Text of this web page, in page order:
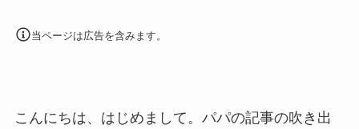
当ページは広告を含みます。
こんにちは、はじめまして。パパの記事の吹き出